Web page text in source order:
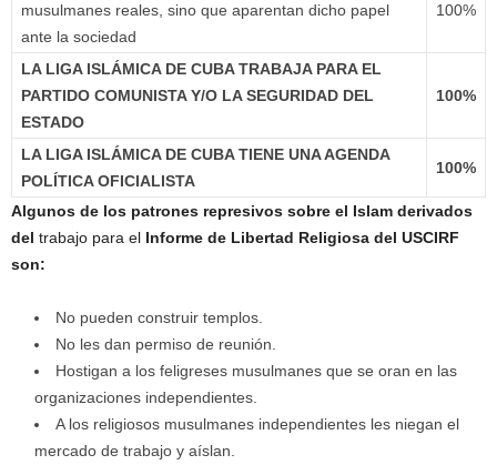
musulmanes reales, sino que aparentan dicho papel
ante la sociedad
100%
LA LIGA ISLÁMICA DE CUBA TRABAJA PARA EL
PARTIDO COMUNISTA Y/O LA SEGURIDAD DEL
ESTADO
100%
LA LIGA ISLÁMICA DE CUBA TIENE UNA AGENDA
POLÍTICA OFICIALISTA
100%
Algunos de los patrones represivos sobre el Islam derivados
del trabajo para el Informe de Libertad Religiosa del USCIRF
son:
No pueden construir templos.
No les dan permiso de reunión.
Hostigan a los feligreses musulmanes que se oran en las
organizaciones independientes.
A los religiosos musulmanes independientes les niegan el
mercado de trabajo y aíslan.